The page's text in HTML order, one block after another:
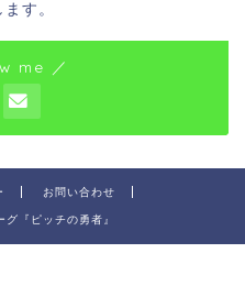
す。
me ／
お問い合わせ
『ピッチの勇者』